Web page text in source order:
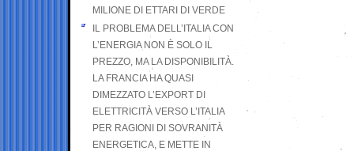
MILIONE DI ETTARI DI VERDE
IL PROBLEMA DELL’ITALIA CON
L’ENERGIA NON È SOLO IL
PREZZO, MA LA DISPONIBILITÀ.
LA FRANCIA HA QUASI
DIMEZZATO L’EXPORT DI
ELETTRICITÀ VERSO L’ITALIA
PER RAGIONI DI SOVRANITÀ
ENERGETICA, E METTE IN